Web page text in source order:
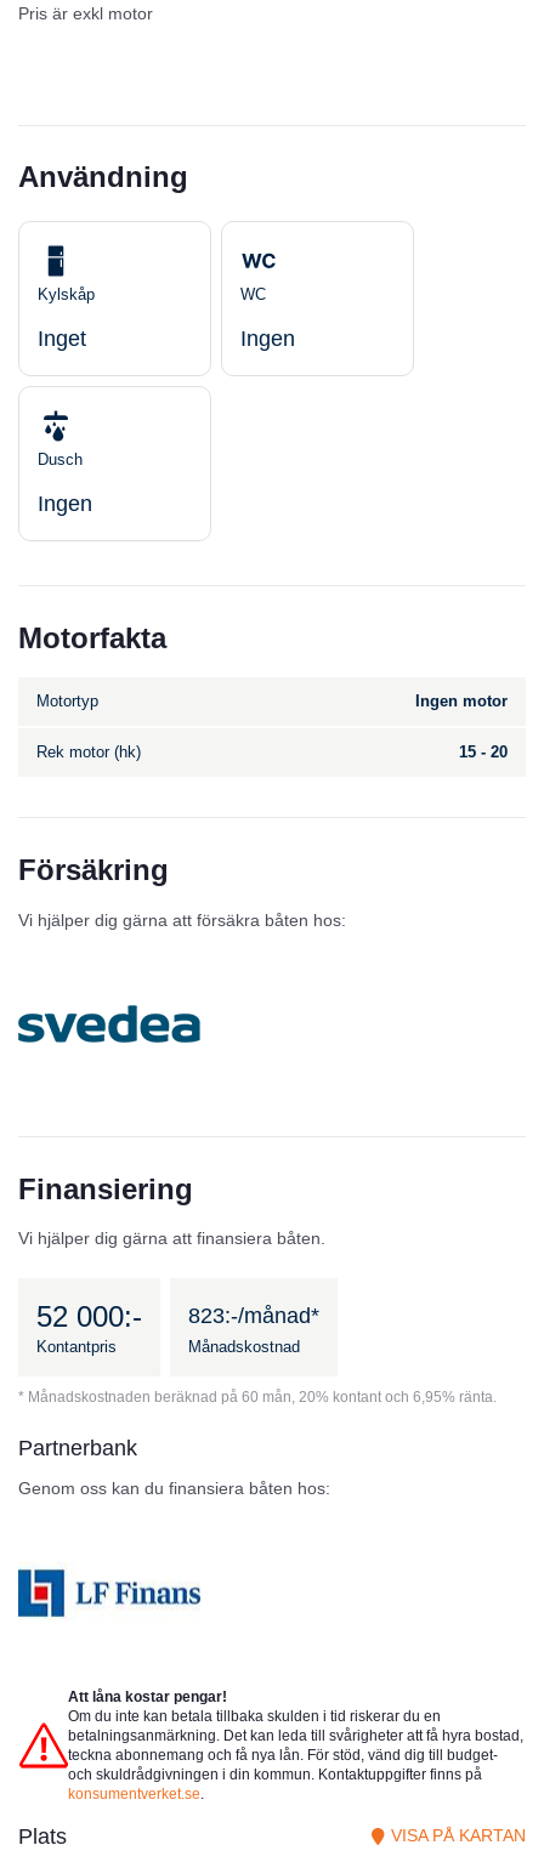
Pris är exkl motor
Användning
Kylskåp
Inget
WC
Ingen
Dusch
Ingen
Motorfakta
Motortyp Ingen motor
Rek motor (hk) 15 - 20
Försäkring
Vi hjälper dig gärna att försäkra båten hos:
Finansiering
Vi hjälper dig gärna att finansiera båten.
52 000:-
Kontantpris
823:-/månad*
Månadskostnad
* Månadskostnaden beräknad på 60 mån, 20% kontant och 6,95% ränta.
Partnerbank
Genom oss kan du finansiera båten hos:
Att låna kostar pengar!
Om du inte kan betala tillbaka skulden i tid riskerar du en
betalningsanmärkning. Det kan leda till svårigheter att få hyra bostad,
teckna abonnemang och få nya lån. För stöd, vänd dig till budget-
och skuldrådgivningen i din kommun. Kontaktuppgifter finns på
konsumentverket.se.
Plats VISA PÅ KARTAN